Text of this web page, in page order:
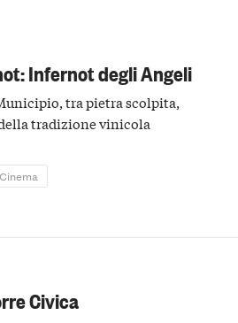
Infernot degli Angeli
tra pietra scolpita,
tradizione vinicola
Civica